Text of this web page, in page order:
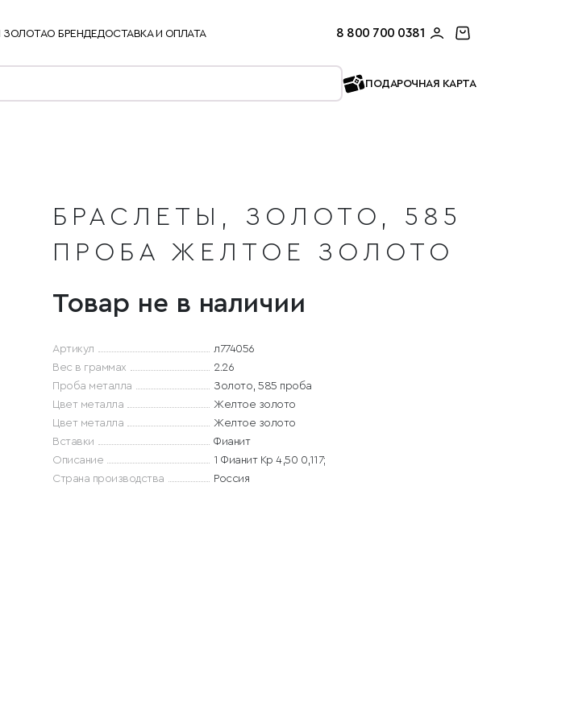
ЗОЛОТАО БРЕНДЕДОСТАВКА И ОПЛАТА 8 800 700 0381
ПОДАРОЧНАЯ КАРТА
БРАСЛЕТЫ, ЗОЛОТО, 585
ПРОБА ЖЕЛТОЕ ЗОЛОТО
Товар не в наличии
Артикул
л774056
Вес в граммах
2.26
Проба металла
Золото, 585 проба
Цвет металла
Желтое золото
Цвет металла
Желтое золото
Вставки
Фианит
Описание
1 Фианит Кр 4,50 0,117;
Страна производства
Россия